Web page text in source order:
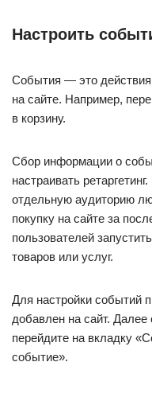
Настроить
События — это
на сайте. Например,
в корзину.
Сбор информации о
настраивать
отдельную аудиторию
покупку на сайте за
пользователей
товаров или услуг.
Для настройки событий
добавлен на сайт. Далее
перейдите на вкладку
событие».